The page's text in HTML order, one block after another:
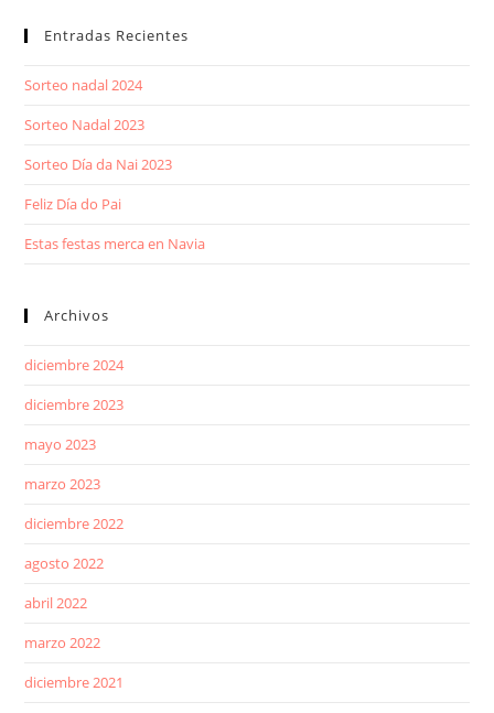
Entradas Recientes
Sorteo nadal 2024
Sorteo Nadal 2023
Sorteo Día da Nai 2023
Feliz Día do Pai
Estas festas merca en Navia
Archivos
diciembre 2024
diciembre 2023
mayo 2023
marzo 2023
diciembre 2022
agosto 2022
abril 2022
marzo 2022
diciembre 2021